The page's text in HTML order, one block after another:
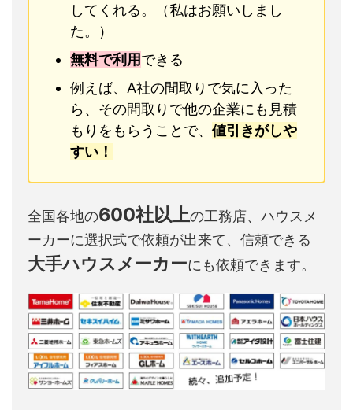
してくれる。（私はお願いしまし
た。）
無料で利用できる
例えば、A社の間取りで気に入った
ら、その間取りで他の企業にも見積
もりをもらうことで、 値引きがしや
すい！
全国各地の600社以上の工務店、ハウスメ
ーカーに選択式で依頼が出来て、信頼できる
大手ハウスメーカーにも依頼できます。